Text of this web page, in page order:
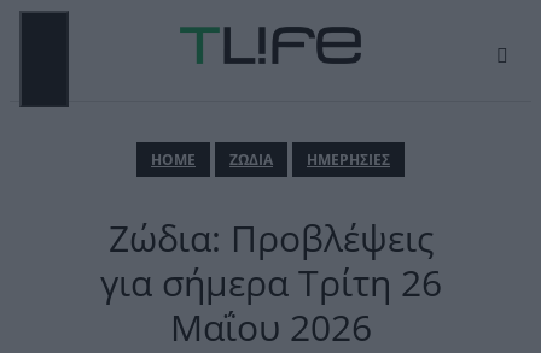
Μετάβαση
ΗΟΜΕ ΖΩΔΙΑ ΗΜΕΡΗΣΙΕΣ
Ζώδια: Προβλέψεις
για σήμερα Τρίτη 26
Μαΐου 2026